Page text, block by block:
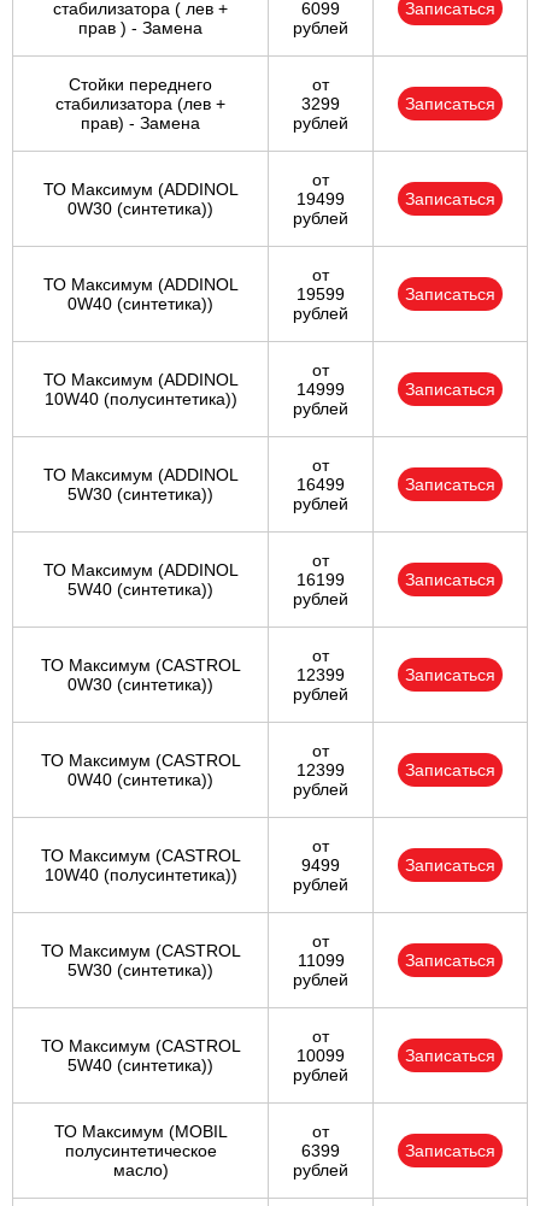
стабилизатора ( лев +
прав ) - Замена
6099
рублей
Записаться
Стойки переднего
стабилизатора (лев +
прав) - Замена
от
3299
рублей
Записаться
ТО Максимум (ADDINOL
0W30 (синтетика))
от
19499
рублей
Записаться
ТО Максимум (ADDINOL
0W40 (синтетика))
от
19599
рублей
Записаться
ТО Максимум (ADDINOL
10W40 (полусинтетика))
от
14999
рублей
Записаться
ТО Максимум (ADDINOL
5W30 (синтетика))
от
16499
рублей
Записаться
ТО Максимум (ADDINOL
5W40 (синтетика))
от
16199
рублей
Записаться
ТО Максимум (CASTROL
0W30 (синтетика))
от
12399
рублей
Записаться
ТО Максимум (CASTROL
0W40 (синтетика))
от
12399
рублей
Записаться
ТО Максимум (CASTROL
10W40 (полусинтетика))
от
9499
рублей
Записаться
ТО Максимум (CASTROL
5W30 (синтетика))
от
11099
рублей
Записаться
ТО Максимум (CASTROL
5W40 (синтетика))
от
10099
рублей
Записаться
ТО Максимум (MOBIL
полуcинтетическое
масло)
от
6399
рублей
Записаться